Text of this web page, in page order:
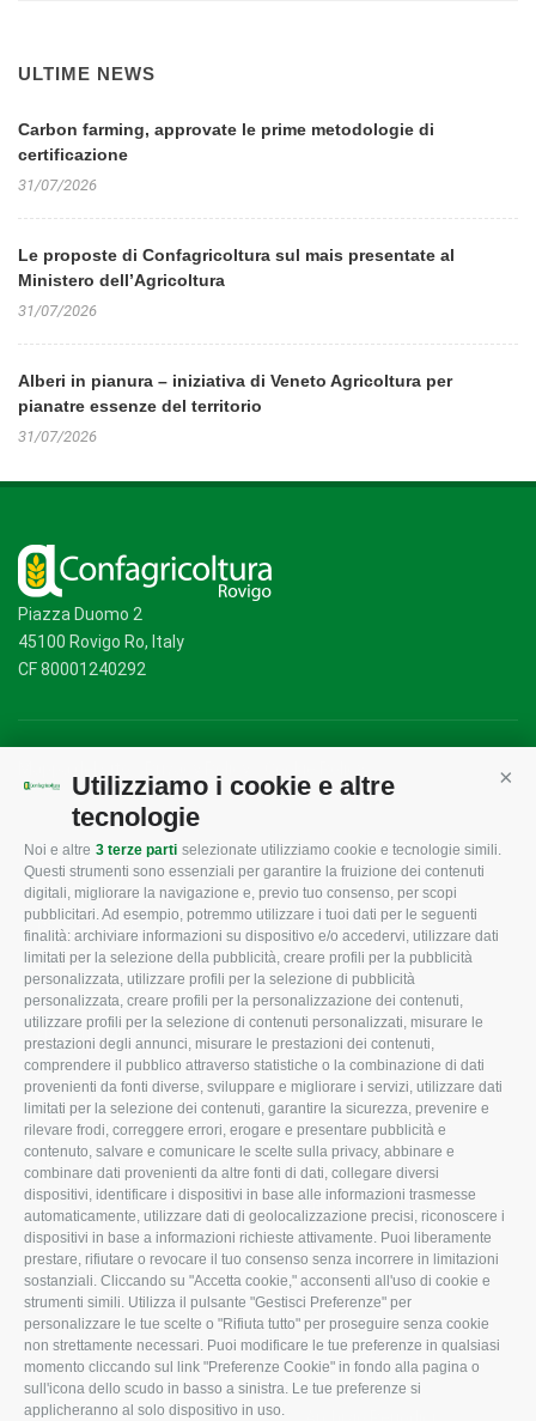
Utilizziamo i cookie e altre
tecnologie
Noi e altre 3 terze parti selezionate utilizziamo cookie e tecnologie simili.
Questi strumenti sono essenziali per garantire la fruizione dei contenuti
digitali, migliorare la navigazione e, previo tuo consenso, per scopi
pubblicitari. Ad esempio, potremmo utilizzare i tuoi dati per le seguenti
finalità: archiviare informazioni su dispositivo e/o accedervi, utilizzare dati
limitati per la selezione della pubblicità, creare profili per la pubblicità
personalizzata, utilizzare profili per la selezione di pubblicità
personalizzata, creare profili per la personalizzazione dei contenuti,
utilizzare profili per la selezione di contenuti personalizzati, misurare le
prestazioni degli annunci, misurare le prestazioni dei contenuti,
comprendere il pubblico attraverso statistiche o la combinazione di dati
provenienti da fonti diverse, sviluppare e migliorare i servizi, utilizzare dati
limitati per la selezione dei contenuti, garantire la sicurezza, prevenire e
rilevare frodi, correggere errori, erogare e presentare pubblicità e
contenuto, salvare e comunicare le scelte sulla privacy, abbinare e
combinare dati provenienti da altre fonti di dati, collegare diversi
dispositivi, identificare i dispositivi in base alle informazioni trasmesse
automaticamente, utilizzare dati di geolocalizzazione precisi, riconoscere i
dispositivi in base a informazioni richieste attivamente. Puoi liberamente
prestare, rifiutare o revocare il tuo consenso senza incorrere in limitazioni
sostanziali. Cliccando su "Accetta cookie," acconsenti all'uso di cookie e
strumenti simili. Utilizza il pulsante "Gestisci Preferenze" per
personalizzare le tue scelte o "Rifiuta tutto" per proseguire senza cookie
non strettamente necessari. Puoi modificare le tue preferenze in qualsiasi
momento cliccando sul link "Preferenze Cookie" in fondo alla pagina o
sull'icona dello scudo in basso a sinistra. Le tue preferenze si
applicheranno al solo dispositivo in uso.
ULTIME NEWS
Carbon farming, approvate le prime metodologie di
certificazione
31/07/2026
Le proposte di Confagricoltura sul mais presentate al
Ministero dell’Agricoltura
31/07/2026
Alberi in pianura – iniziativa di Veneto Agricoltura per
pianatre essenze del territorio
31/07/2026
Piazza Duomo 2
45100 Rovigo Ro, Italy
CF 80001240292
CONFAGRICOLTURA
ROVIGO
L'Associazione
Missione e Progetto
Organigramma aziendale
I Nostri Servizi
Uffici della Sede
provinciale
Le Sedi di Zona
Agricoltori S.r.l.
Whistleblowing
Confagricoltura Rovigo e
Agricoltori srl
CONFAGRICOLTURA
INFORMA
Tecnico
Fiscale
Lavoro
Ambiente
Associazione
CONFAGRICOLTURA
ATTIVA
Notizie in evidenza
Eventi
Comunicati Stampa
Video
Iscrizione Newsletter
Newsletter